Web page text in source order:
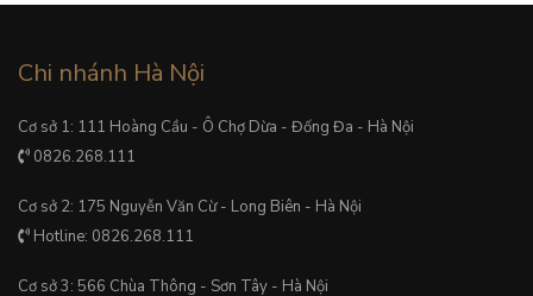
Chi nhánh Hà Nội
Cơ sở 1: 111 Hoàng Cầu - Ô Chợ Dừa - Đống Đa - Hà Nội
0826.268.111
Cơ sở 2: 175 Nguyễn Văn Cừ - Long Biên - Hà Nội
Hotline: 0826.268.111
Cơ sở 3: 566 Chùa Thông - Sơn Tây - Hà Nội